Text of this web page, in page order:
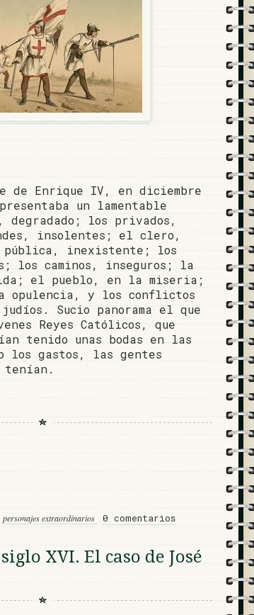
de Enrique IV, en diciembre
un lamentable
degradado; los privados,
insolentes; el clero,
pública, inexistente; los
los caminos, inseguros; la
el pueblo, en la miseria;
opulencia, y los conflictos
Sucio panorama el que
Reyes Católicos, que
tenido unas bodas en las
los gastos, las gentes
tenían.
personajes extraordinarios 0 comentarios
XVI. El caso de José